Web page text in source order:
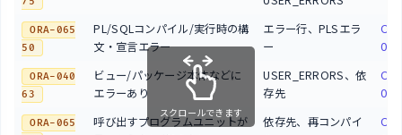
ORA-065
50
PL/SQLコンパイル/実行時の構
文・宣言エラー
エラー行、PLSエラ
ー
ORA-040
63
ビュー/パッケージ本体などに
エラーあり
USER_ERRORS、依
存先
ORA-065
呼び出すプログラムユニットが
依存先、再コンパイ
スクロールできます